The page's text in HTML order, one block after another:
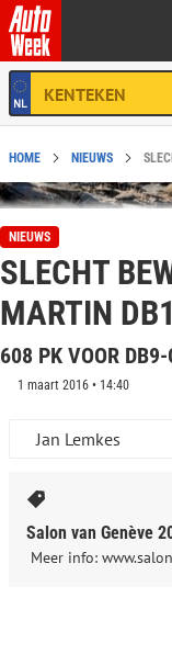
Ga naar de inhoud
HOME NIEUWS
NIEUWS
SLECHT
MARTIN
608 PK VOOR DB9-
1 maart 2016 • 14:40
Jan Lemkes
Salon van Genève
Meer info: